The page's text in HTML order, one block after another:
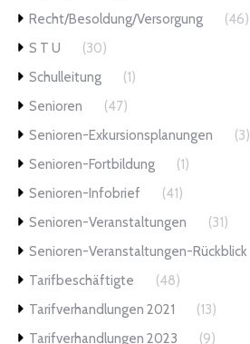
Recht/Besoldung/Versorgung
(46)
S T U
(30)
Schulleitung
(1)
Senioren
(47)
Senioren-Exkursionsplanungen
(3)
Senioren-Fortbildung
(1)
Senioren-Infobrief
(41)
Senioren-Veranstaltungen
(31)
Senioren-Veranstaltungen-Rückblick
Tarifbeschäftigte
(48)
Tarifverhandlungen 2021
(13)
Tarifverhandlungen 2023
(9)